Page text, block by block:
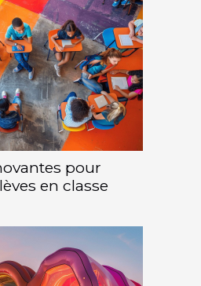
pour
en classe